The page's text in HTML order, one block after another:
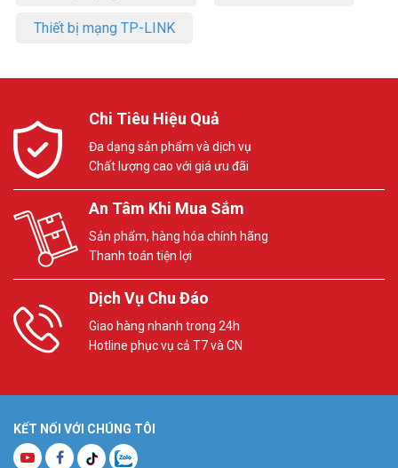
Thiết bị mạng TP-LINK
Chi Tiêu Hiệu Quả
Đa dạng sản phẩm và dịch vụ
Chất lượng cao với giá ưu đãi
An Tâm Khi Mua Sắm
Sản phẩm, hàng hóa chính hãng
Thanh toán tiện lợi
Dịch Vụ Chu Đáo
Giao hàng nhanh trong 24h
Hotline phục vụ cả T7 và CN
KẾT NỐI VỚI CHÚNG TÔI